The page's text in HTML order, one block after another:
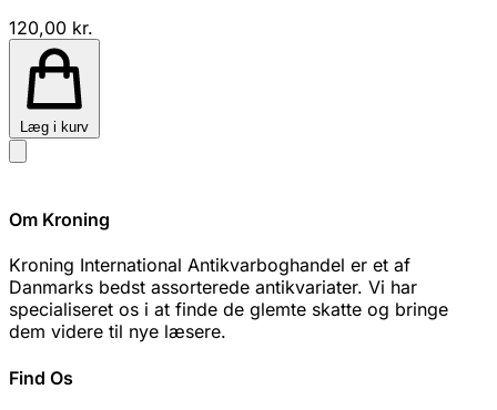
120,00 kr.
Læg i kurv
Om Kroning
Kroning International Antikvarboghandel er et af
Danmarks bedst assorterede antikvariater. Vi har
specialiseret os i at finde de glemte skatte og bringe
dem videre til nye læsere.
Find Os